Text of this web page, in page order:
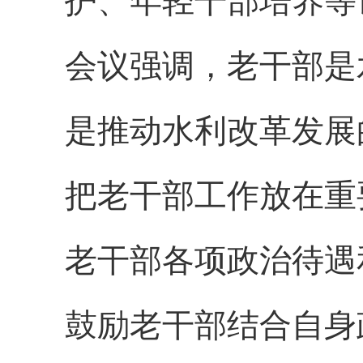
会议强调，老干部
是推动水利改革发
把老干部工作放在
老干部各项政治待
鼓励老干部结合自